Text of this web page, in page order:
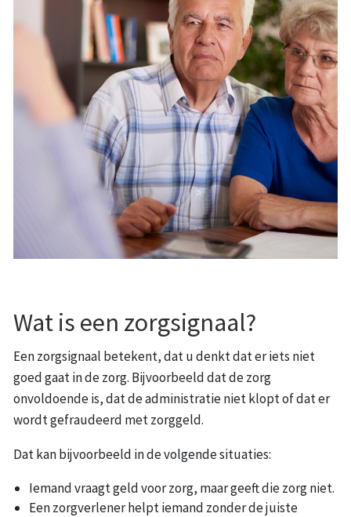
Wat is een zorgsignaal?
Een zorgsignaal betekent, dat u denkt dat er iets niet
goed gaat in de zorg. Bijvoorbeeld dat de zorg
onvoldoende is, dat de administratie niet klopt of dat er
wordt gefraudeerd met zorggeld.
Dat kan bijvoorbeeld in de volgende situaties:
Iemand vraagt geld voor zorg, maar geeft die zorg niet.
Een zorgverlener helpt iemand zonder de juiste